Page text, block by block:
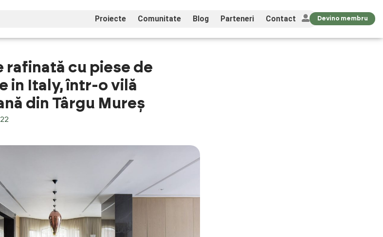
Proiecte Comunitate Blog Parteneri Contact Devino membru
rafinată cu piese de
in Italy, într-o vilă
din Târgu Mureș